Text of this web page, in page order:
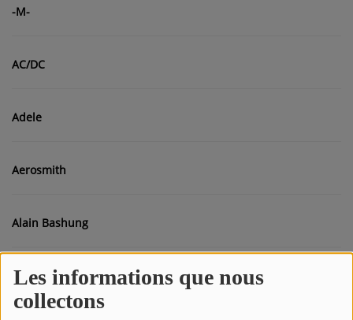
Les informations que nous
collectons
INFOS POP ROCK
La Radio
ARTISTES
Médias
PODCASTS
Agenda
-M-
AC/DC
Adele
Aerosmith
Alain Bashung
Alphaville